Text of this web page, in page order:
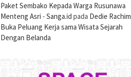
Paket Sembako Kepada Warga Rusunawa
Menteng Asri - Sanga.id pada Dedie Rachim
Buka Peluang Kerja sama Wisata Sejarah
Dengan Belanda